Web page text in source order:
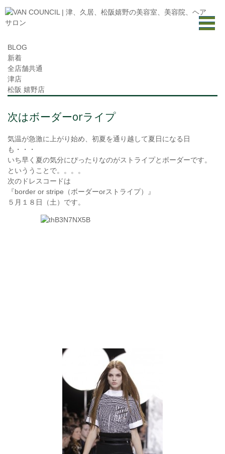
BLOG
新着
全店舗共通
津店
松阪 嬉野店
次はボーダーorライプ
気温が急激に上がり始め、初夏を通り越して夏日になる日
も・・・
いち早く夏の気分にぴったりなのがストライプとボーダーです。
といううことで。。。。
次のドレスコードは
『border or stripe（ボーダーorストライプ）』
５月１８日（土）です。